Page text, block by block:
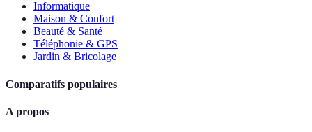
Informatique
Maison & Confort
Beauté & Santé
Téléphonie & GPS
Jardin & Bricolage
Comparatifs populaires
A propos